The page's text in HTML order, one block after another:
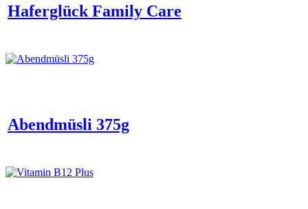
Haferglück Family Care
Abendmüsli 375g